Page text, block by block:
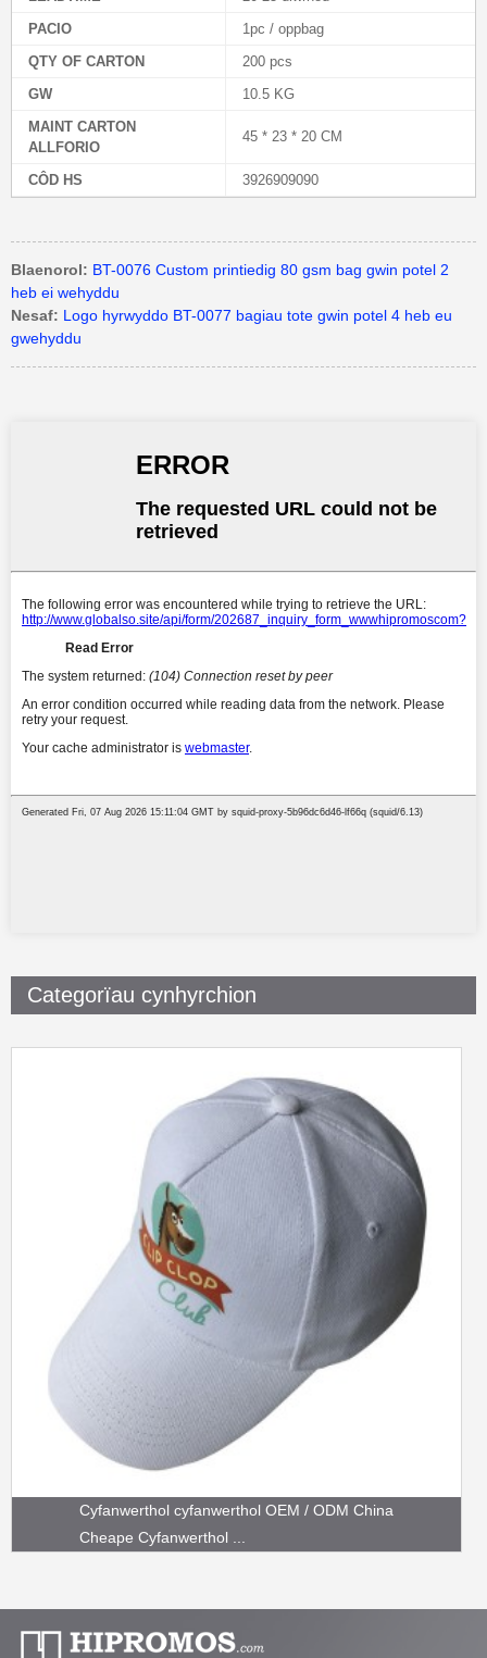
PACIO
1pc / oppbag
QTY OF CARTON
200 pcs
GW
10.5 KG
MAINT CARTON
ALLFORIO
45 * 23 * 20 CM
CÔD HS 3926909090
Blaenorol: BT-0076 Custom printiedig 80 gsm bag gwin potel 2
heb ei wehyddu
Nesaf: Logo hyrwyddo BT-0077 bagiau tote gwin potel 4 heb eu
gwehyddu
Categorïau cynhyrchion
Cyfanwerthol cyfanwerthol OEM / ODM China
Cheape Cyfanwerthol ...